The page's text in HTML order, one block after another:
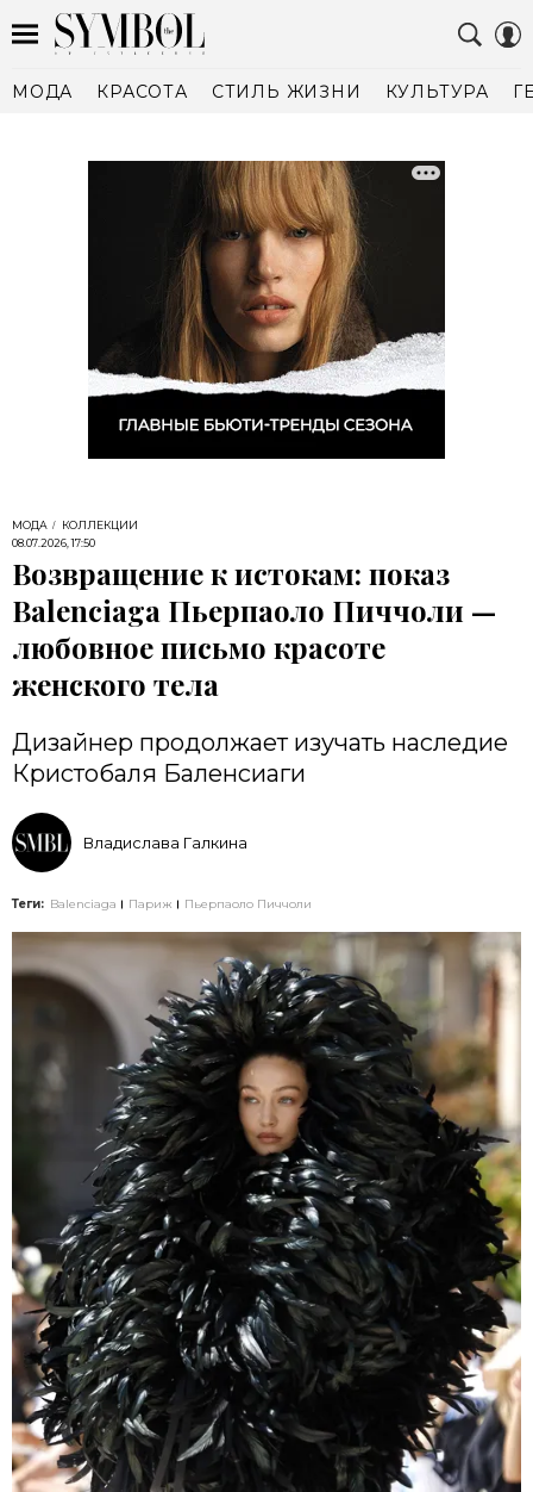
МОДА КРАСОТА СТИЛЬ ЖИЗНИ КУЛЬТУРА
МОДА
КОЛЛЕКЦИИ
08.07.2026, 17:50
Возвращение к истокам: показ
Balenciaga Пьерпаоло Пиччоли —
любовное письмо красоте
женского тела
Дизайнер продолжает изучать наследие
Кристобаля Баленсиаги
Владислава Галкина
Теги: Balenciaga Париж Пьерпаоло Пиччоли